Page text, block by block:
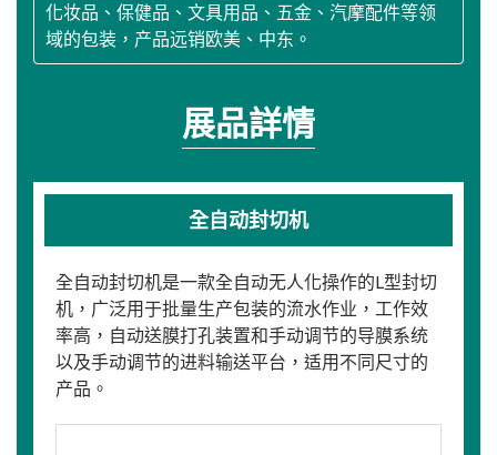
化妆品、保健品、文具用品、五金、汽摩配件等领
域的包装，产品远销欧美、中东。
展品詳情
全自动封切机
全自动封切机是一款全自动无人化操作的L型封切
机，广泛用于批量生产包装的流水作业，工作效
率高，自动送膜打孔装置和手动调节的导膜系统
以及手动调节的进料输送平台，适用不同尺寸的
产品。